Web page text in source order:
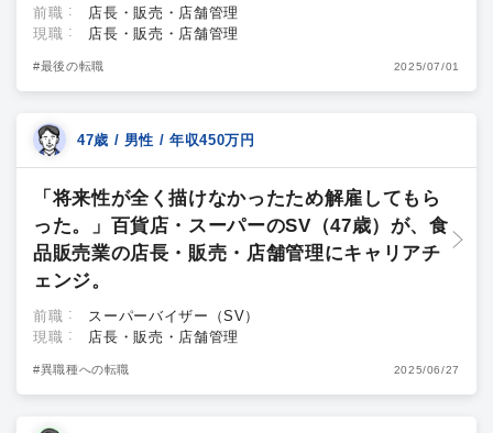
前職
店長・販売・店舗管理
現職
店長・販売・店舗管理
#最後の転職 2025/07/01
47歳 / 男性 / 年収450万円
「将来性が全く描けなかったため解雇してもら
った。」百貨店・スーパーのSV（47歳）が、食
品販売業の店長・販売・店舗管理にキャリアチ
ェンジ。
前職
スーパーバイザー（SV）
現職
店長・販売・店舗管理
#異職種への転職 2025/06/27